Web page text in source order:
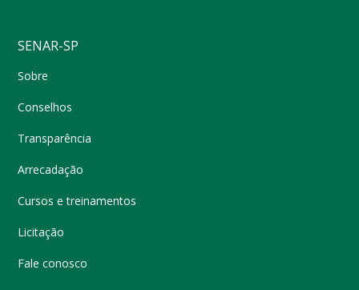
SENAR-SP
Sobre
Conselhos
Transparência
Arrecadação
Cursos e treinamentos
Licitação
Fale conosco